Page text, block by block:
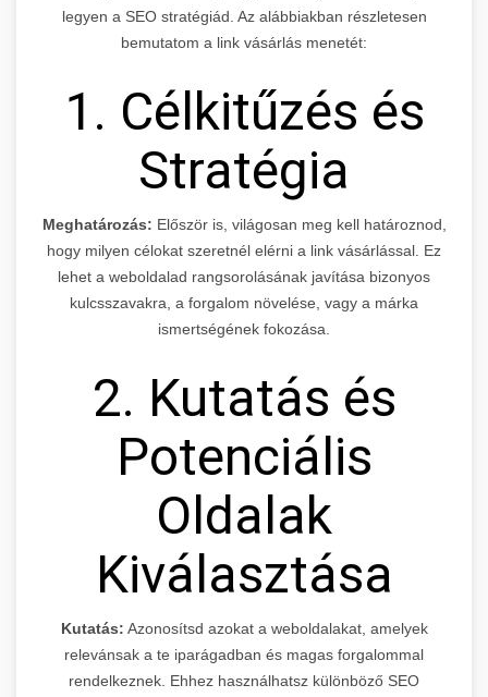
legyen a SEO stratégiád. Az alábbiakban részletesen
bemutatom a link vásárlás menetét:
1. Célkitűzés és
Stratégia
Meghatározás: Először is, világosan meg kell határoznod,
hogy milyen célokat szeretnél elérni a link vásárlással. Ez
lehet a weboldalad rangsorolásának javítása bizonyos
kulcsszavakra, a forgalom növelése, vagy a márka
ismertségének fokozása.
2. Kutatás és
Potenciális
Oldalak
Kiválasztása
Kutatás: Azonosítsd azokat a weboldalakat, amelyek
relevánsak a te iparágadban és magas forgalommal
rendelkeznek. Ehhez használhatsz különböző SEO